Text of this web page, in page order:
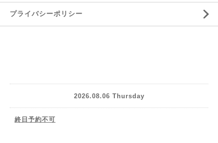
プライバシーポリシー
2026.08.06 Thursday
終日予約不可